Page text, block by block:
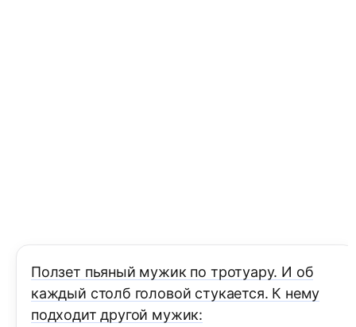
Ползет пьяный мужик по тротуару. И об
каждый столб головой стукается. К нему
подходит другой мужик: